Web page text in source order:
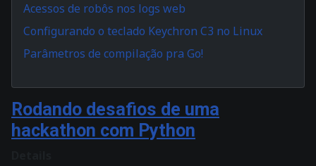
Acessos de robôs nos logs web
Configurando o teclado Keychron C3 no Linux
Parâmetros de compilação pra Go!
Rodando desafios de uma
hackathon com Python